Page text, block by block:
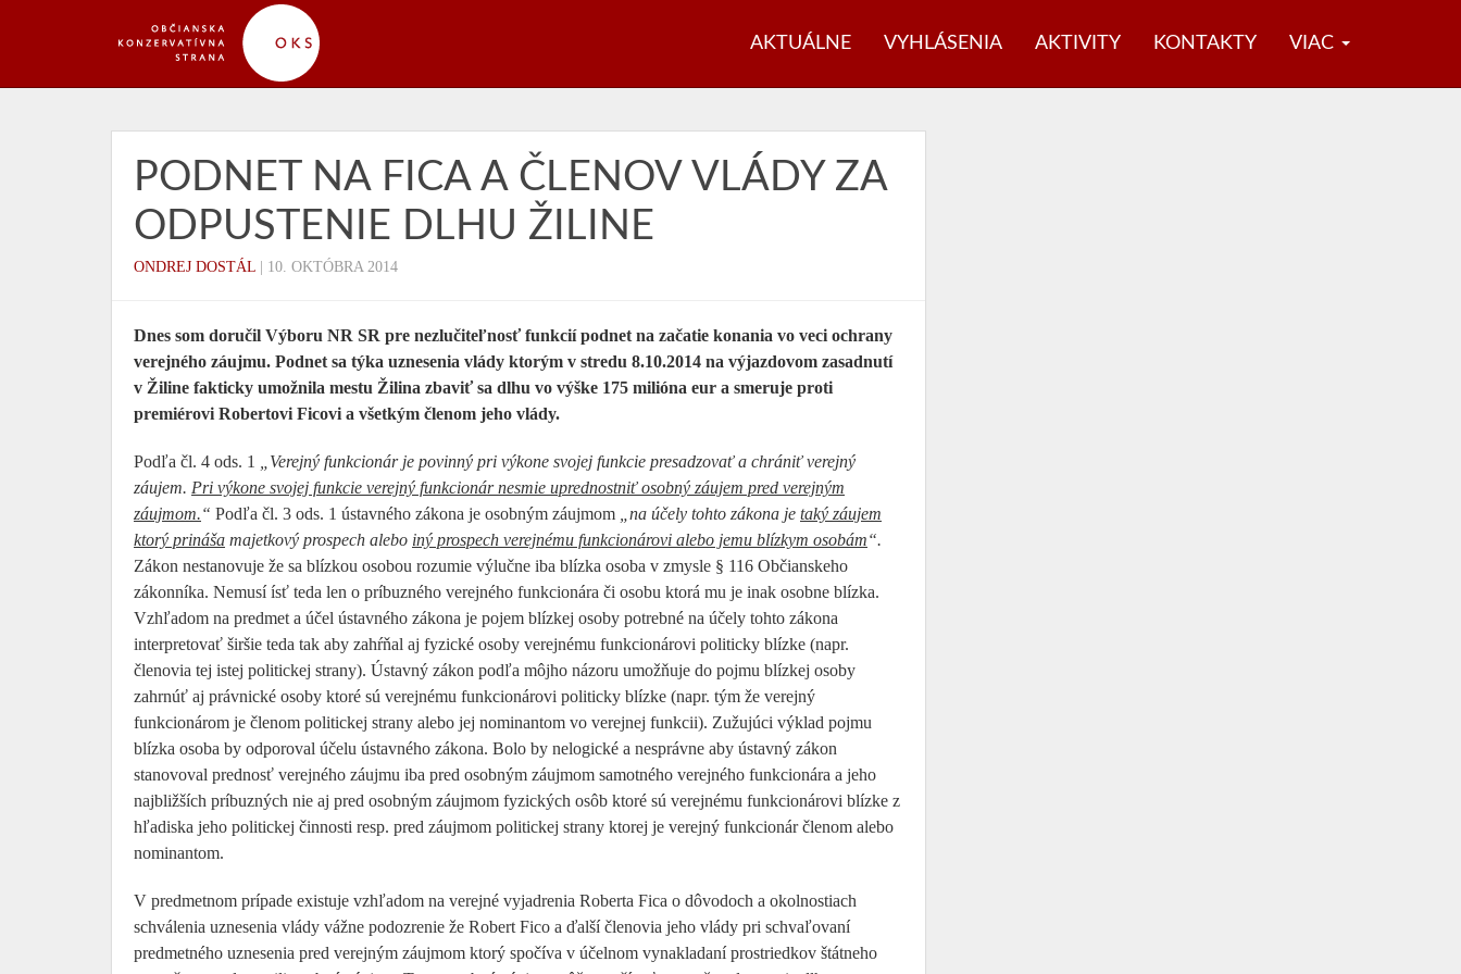
AKTUÁLNE VYHLÁSENIA AKTIVITY KONTAKTY VIAC
PODNET NA FICA A ČLENOV VLÁDY ZA
ODPUSTENIE DLHU ŽILINE
ONDREJ DOSTÁL 10. OKTÓBRA 2014
Dnes som doručil Výboru NR SR pre nezlučiteľnosť funkcií podnet na začatie konania vo veci ochrany
verejného záujmu. Podnet sa týka uznesenia vlády ktorým v stredu 8.10.2014 na výjazdovom zasadnutí
v Žiline fakticky umožnila mestu Žilina zbaviť sa dlhu vo výške 175 milióna eur a smeruje proti
premiérovi Robertovi Ficovi a všetkým členom jeho vlády.
Podľa čl. 4 ods. 1
„Verejný funkcionár je povinný pri výkone svojej funkcie presadzovať a chrániť verejný
záujem. Pri výkone svojej funkcie verejný funkcionár nesmie uprednostniť osobný záujem pred verejným
záujmom.“ Podľa čl. 3 ods. 1 ústavného zákona je osobným záujmom „na účely tohto zákona je taký záujem
ktorý prináša majetkový prospech alebo iný prospech verejnému funkcionárovi alebo jemu blízkym osobám“.
Zákon nestanovuje že sa blízkou osobou rozumie výlučne iba blízka osoba v zmysle § 116 Občianskeho
zákonníka. Nemusí ísť teda len o príbuzného verejného funkcionára či osobu ktorá mu je inak osobne blízka.
Vzhľadom na predmet a účel ústavného zákona je pojem blízkej osoby potrebné na účely tohto zákona
interpretovať širšie teda tak aby zahŕňal aj fyzické osoby verejnému funkcionárovi politicky blízke (napr.
členovia tej istej politickej strany). Ústavný zákon podľa môjho názoru umožňuje do pojmu blízkej osoby
zahrnúť aj právnické osoby ktoré sú verejnému funkcionárovi politicky blízke (napr. tým že verejný
funkcionárom je členom politickej strany alebo jej nominantom vo verejnej funkcii). Zužujúci výklad pojmu
blízka osoba by odporoval účelu ústavného zákona. Bolo by nelogické a nesprávne aby ústavný zákon
stanovoval prednosť verejného záujmu iba pred osobným záujmom samotného verejného funkcionára a jeho
najbližších príbuzných nie aj pred osobným záujmom fyzických osôb ktoré sú verejnému funkcionárovi blízke z
hľadiska jeho politickej činnosti resp. pred záujmom politickej strany ktorej je verejný funkcionár členom alebo
nominantom.
V predmetnom prípade existuje vzhľadom na verejné vyjadrenia Roberta Fica o dôvodoch a okolnostiach
schválenia uznesenia vlády vážne podozrenie že Robert Fico a ďalší členovia jeho vlády pri schvaľovaní
predmetného uznesenia pred verejným záujmom ktorý spočíva v účelnom vynakladaní prostriedkov štátneho